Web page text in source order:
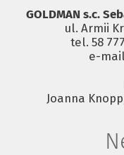
GOLDMAN s.c.
ul. Armii
tel. 58
e-
Joanna